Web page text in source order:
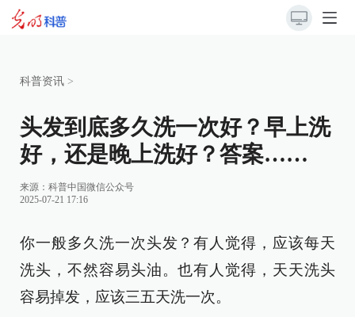
科普资讯 >
头发到底多久洗一次好？早上洗
好，还是晚上洗好？答案……
来源： 科普中国微信公众号
2025-07-21 17:16
你一般多久洗一次头发？有人觉得，应该每天
洗头，不然容易头油。也有人觉得，天天洗头
容易掉发，应该三五天洗一次。